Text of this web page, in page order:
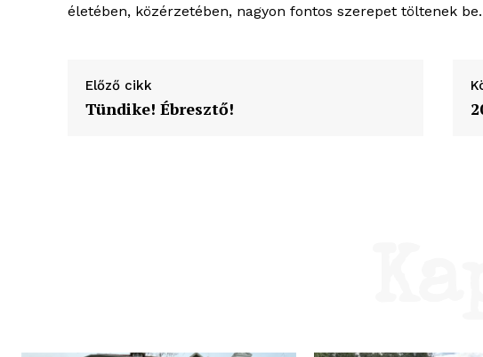
életében, közérzetében, nagyon fontos szerepet töltenek be.
Előző cikk
Tündike! Ébresztő!